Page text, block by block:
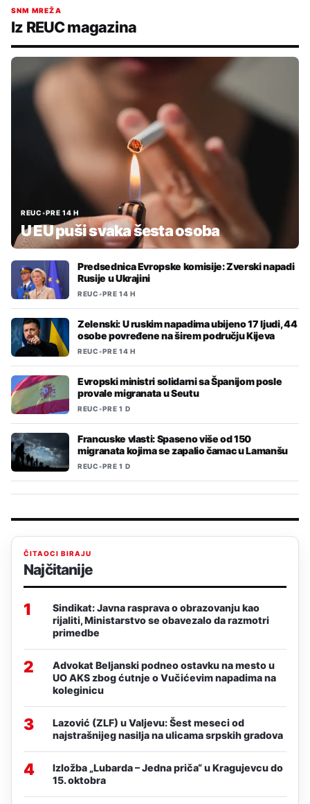
SNM MREŽA
Iz REUC magazina
REUC•PRE 14 H
U EU puši svaka šesta osoba
Predsednica Evropske komisije: Zverski napadi
Rusije u Ukrajini
REUC•PRE 14 H
Zelenski: U ruskim napadima ubijeno 17 ljudi, 44
osobe povređene na širem području Kijeva
REUC•PRE 14 H
Evropski ministri solidarni sa Španijom posle
provale migranata u Seutu
REUC•PRE 1 D
Francuske vlasti: Spaseno više od 150
migranata kojima se zapalio čamac u Lamanšu
REUC•PRE 1 D
ČITAOCI BIRAJU
Najčitanije
1
Sindikat: Javna rasprava o obrazovanju kao
rijaliti, Ministarstvo se obavezalo da razmotri
primedbe
2
Advokat Beljanski podneo ostavku na mesto u
UO AKS zbog ćutnje o Vučićevim napadima na
koleginicu
3
Lazović (ZLF) u Valjevu: Šest meseci od
najstrašnijeg nasilja na ulicama srpskih gradova
4
Izložba „Lubarda – Jedna priča“ u Kragujevcu do
15. oktobra